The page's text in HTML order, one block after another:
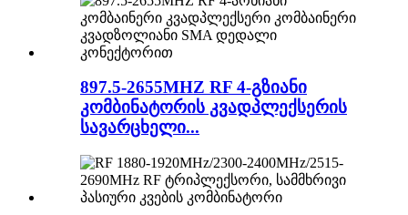
897.5-2655MHZ RF 4-გზიანი
კომბინატორის კვადპლექსერის
სავარცხელი...